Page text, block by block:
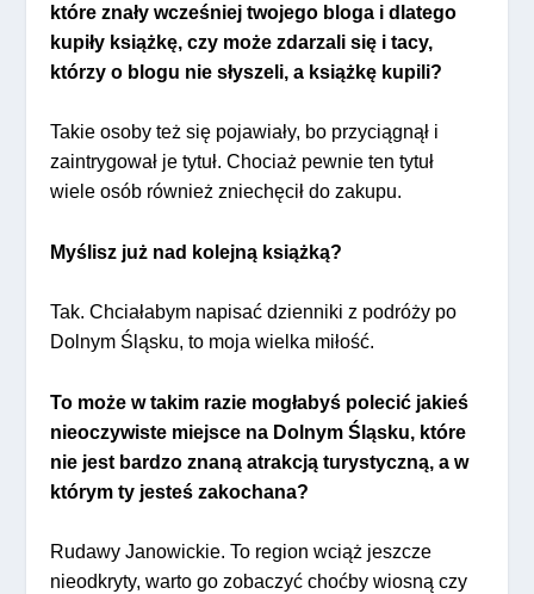
które znały wcześniej twojego bloga i dlatego
kupiły książkę, czy może zdarzali się i tacy,
którzy o blogu nie słyszeli, a książkę kupili?
Takie osoby też się pojawiały, bo przyciągnął i
zaintrygował je tytuł. Chociaż pewnie ten tytuł
wiele osób również zniechęcił do zakupu.
Myślisz już nad kolejną książką?
Tak. Chciałabym napisać dzienniki z podróży po
Dolnym Śląsku, to moja wielka miłość.
To może w takim razie mogłabyś polecić jakieś
nieoczywiste miejsce na Dolnym Śląsku, które
nie jest bardzo znaną atrakcją turystyczną, a w
którym ty jesteś zakochana?
Rudawy Janowickie. To region wciąż jeszcze
nieodkryty, warto go zobaczyć choćby wiosną czy